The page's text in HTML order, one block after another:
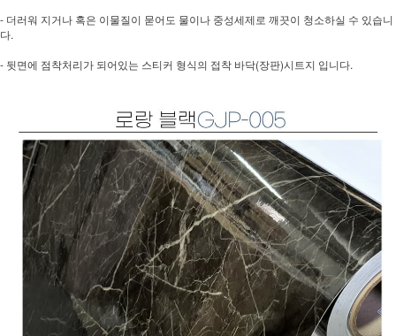
- 더러워 지거나 혹은 이물질이 묻어도 물이나 중성세제로 깨끗이 청소하실 수 있습니
다.
- 뒷면에 점착처리가 되어있는 스티커 형식의 접착 바닥(장판)시트지 입니다.